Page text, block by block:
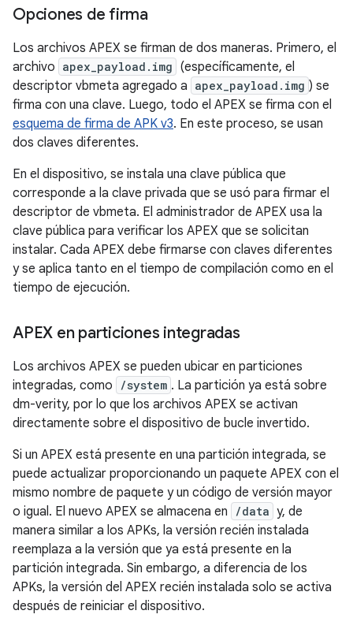
Opciones de firma
Los archivos APEX se firman de dos maneras. Primero, el
archivo apex_payload.img (específicamente, el
descriptor vbmeta agregado a apex_payload.img ) se
firma con una clave. Luego, todo el APEX se firma con el
esquema de firma de APK v3. En este proceso, se usan
dos claves diferentes.
En el dispositivo, se instala una clave pública que
corresponde a la clave privada que se usó para firmar el
descriptor de vbmeta. El administrador de APEX usa la
clave pública para verificar los APEX que se solicitan
instalar. Cada APEX debe firmarse con claves diferentes
y se aplica tanto en el tiempo de compilación como en el
tiempo de ejecución.
APEX en particiones integradas
Los archivos APEX se pueden ubicar en particiones
integradas, como
/system . La partición ya está sobre
dm-verity, por lo que los archivos APEX se activan
directamente sobre el dispositivo de bucle invertido.
Si un APEX está presente en una partición integrada, se
puede actualizar proporcionando un paquete APEX con el
mismo nombre de paquete y un código de versión mayor
o igual. El nuevo APEX se almacena en
/data y, de
manera similar a los APKs, la versión recién instalada
reemplaza a la versión que ya está presente en la
partición integrada. Sin embargo, a diferencia de los
APKs, la versión del APEX recién instalada solo se activa
después de reiniciar el dispositivo.